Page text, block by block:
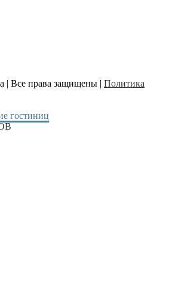
| Все права защищены | Политика
гостиниц